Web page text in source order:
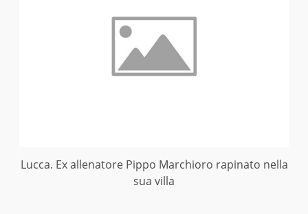
Lucca. Ex allenatore Pippo Marchioro rapinato nella
sua villa